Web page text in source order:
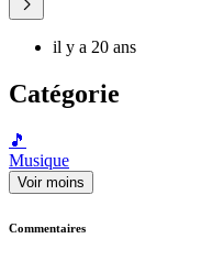
il y a 20 ans
Catégorie
🎵
Musique
Voir moins
Commentaires